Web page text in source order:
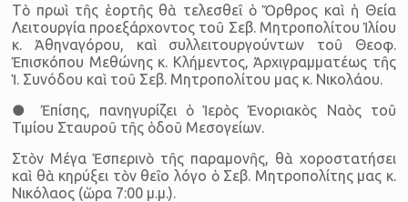
Τὸ πρωὶ τῆς ἑορτῆς θὰ τελεσθεῖ ὁ Ὄρθρος καὶ ἡ Θεία
Λειτουργία προεξάρχοντος τοῦ Σεβ. Μητροπολίτου Ἰλίου
κ. Ἀθηναγόρου, καὶ συλλειτουργούντων τοῦ Θεοφ.
Ἐπισκόπου Μεθώνης κ. Κλήμεντος, Ἀρχιγραμματέως τῆς
Ἱ. Συνόδου καὶ τοῦ Σεβ. Μητροπολίτου μας κ. Νικολάου.
● Ἐπίσης, πανηγυρίζει ὁ Ἱερὸς Ἐνοριακὸς Ναὸς τοῦ
Τιμίου Σταυροῦ τῆς ὁδοῦ Μεσογείων.
Στὸν Μέγα Ἑσπερινὸ τῆς παραμονῆς, θὰ χοροστατήσει
καὶ θὰ κηρύξει τὸν θεῖο λόγο ὁ Σεβ. Μητροπολίτης μας κ.
Νικόλαος (ὥρα 7:00 μ.μ.).